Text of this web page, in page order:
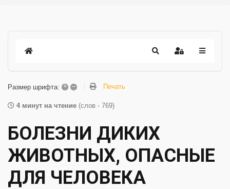
Размер шрифта: + – Печать
4 минут на чтение (слов - 769)
БОЛЕЗНИ ДИКИХ
ЖИВОТНЫХ, ОПАСНЫЕ
ДЛЯ ЧЕЛОВЕКА